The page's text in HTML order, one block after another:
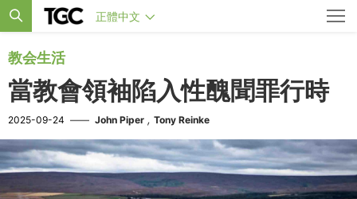
正體中文
教会生活
當教會領袖陷入性醜聞罪行時
2025-09-24 —— John Piper , Tony Reinke